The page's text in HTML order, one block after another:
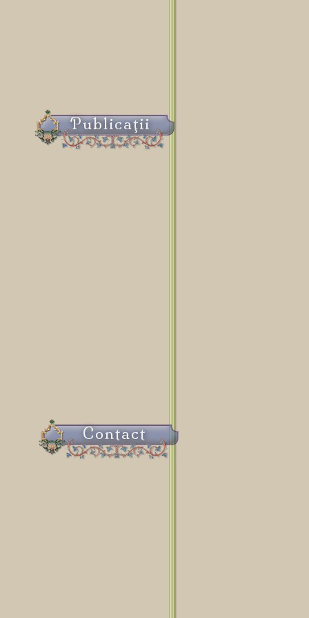
Publicaţii
Contact